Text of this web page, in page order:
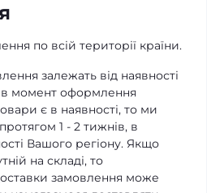
по всій території країни.
залежать від наявності
в момент оформлення
є в наявності, то ми
1 - 2 тижнів, в
Вашого регіону. Якщо
на складі, то
замовлення може